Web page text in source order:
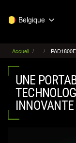
Belgique
Accueil
UNE